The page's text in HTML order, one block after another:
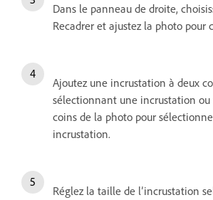
Dans le panneau de droite,
Recadrer et ajustez la photo pour
Ajoutez une incrustation à deux
sélectionnant une incrustation ou
coins de la photo pour
incrustation.
Réglez la taille de l’incrustation